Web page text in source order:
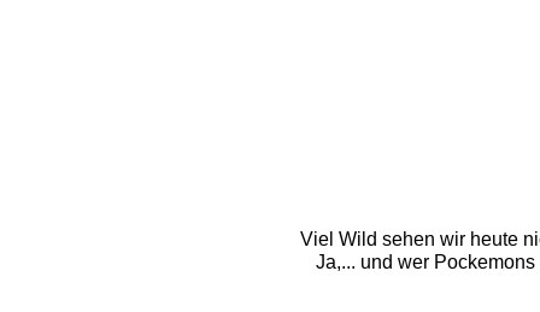
Viel Wild sehen wir heute
Ja,... und wer